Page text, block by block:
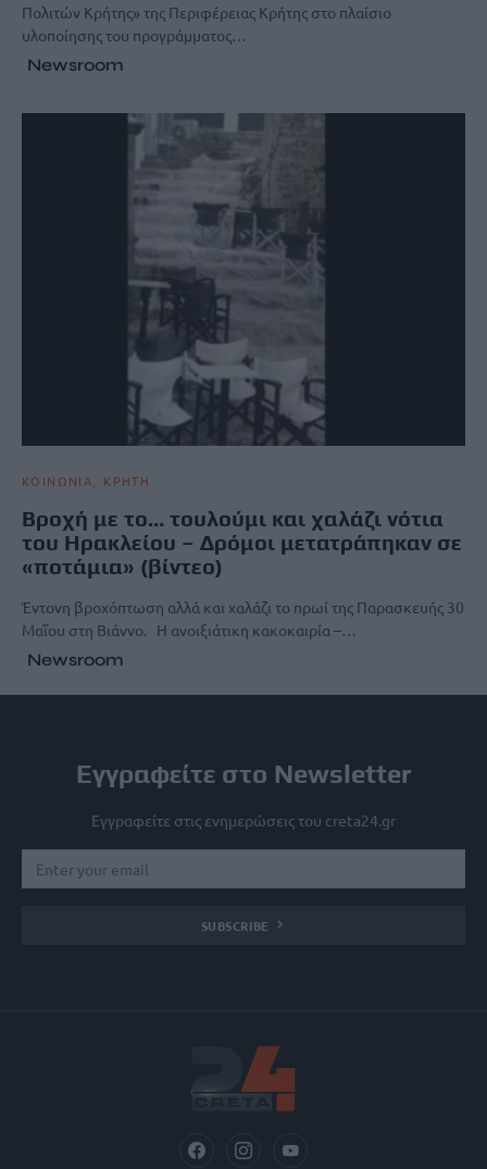
Πολιτών Κρήτης» της Περιφέρειας Κρήτης στο πλαίσιο
υλοποίησης του προγράμματος…
Newsroom
ΚΟΙΝΩΝΙΑ ΚΡΗΤΗ
Βροχή με το… τουλούμι και χαλάζι νότια
του Ηρακλείου – Δρόμοι μετατράπηκαν σε
«ποτάμια» (βίντεο)
Έντονη βροχόπτωση αλλά και χαλάζι το πρωί της Παρασκευής 30
Μαΐου στη Βιάννο. Η ανοιξιάτικη κακοκαιρία –…
Newsroom
Εγγραφείτε στο Newsletter
Εγγραφείτε στις ενημερώσεις του creta24.gr
SUBSCRIBE